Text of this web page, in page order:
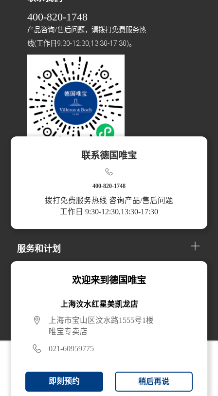
服务和计划
400-820-1748
产品咨询/售后问题，请拨打免费服务热
线(工作日9:30-12:30,13:30-17:30)。
© 2024 唯宝贸易（上海）有限公司 版权所有 |
欢迎来到德国唯宝
上海汶水红星美凯龙店
上海市宝山区汶水路1555号1楼
唯宝专卖店
021-60959775
即刻预约 稍后再说
联系德国唯宝
400-820-1748
拨打免费服务热线 咨询产品/售后问题
工作日 9:30-12:30,13:30-17:30